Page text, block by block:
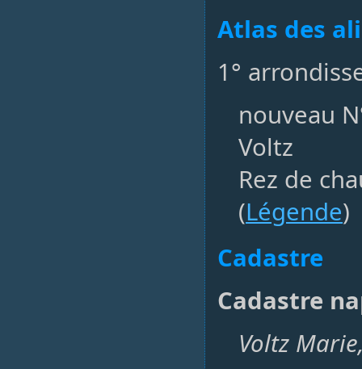
Atlas des
1°
nouveau
Voltz
Rez de
(Légende)
Cadastre
Cadastre
Voltz